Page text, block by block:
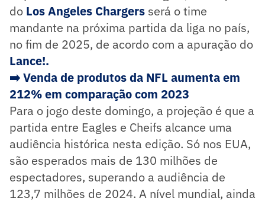
do Los Angeles Chargers será o time
mandante na próxima partida da liga no país,
no fim de 2025, de acordo com a apuração do
Lance!.
➡️Venda de produtos da NFL aumenta em
212% em comparação com 2023
Para o jogo deste domingo, a projeção é que a
partida entre Eagles e Cheifs alcance uma
audiência histórica nesta edição. Só nos EUA,
são esperados mais de 130 milhões de
espectadores, superando a audiência de
123,7 milhões de 2024. A nível mundial, ainda